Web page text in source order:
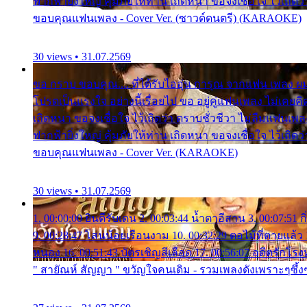
ขอบคุณแฟนเพลง - Cover Ver. (ซาวด์ดนตรี) (KARAOKE)
30 views • 31.07.2569
ขอ กราบ ขอบคุณ.... ที่ได้รับไออุ่น การุณ จากแฟน เพลง ผ
โปรดเป็นแรงใจ อย่างนี้เรื่อยไป ขอ อยู่คู่แฟนเพลง ไม่เค
เถิดหนา ขอจงเชื่อใจ ไว้เถิดว่า ตราบชั่วชีวา ไม่ลืมแฟนเ
ฟากฟ้ายิ่งใหญ่ คุ้มภัยให้ท่าน เถิดหนา ขอจงเชื่อใจ ไว้เถิด
ขอบคุณแฟนเพลง - Cover Ver. (KARAOKE)
30 views • 31.07.2569
1. 00:00:00 ยินดีรับเดน 2. 00:03:44 น้ำตาอีสาน 3.
9. 00:28:47 โสนน้อยเรือนงาม 10. 00:32:29 ตอไม้ที่ตายแล้
หนอง 16. 00:51:43 บัตรเชิญสีเลือด 17. 00:56:07 อดีตรักโร
" สายัณห์ สัญญา " ขวัญใจคนเดิม - รวมเพลงดังเพราะๆซึ้งๆ